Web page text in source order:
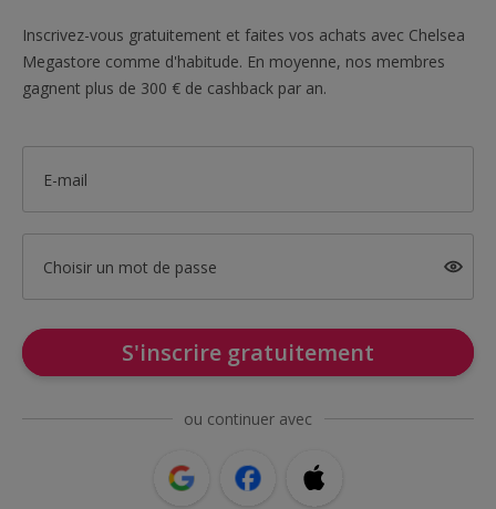
Inscrivez-vous gratuitement et faites vos achats avec Chelsea
Megastore comme d'habitude. En moyenne, nos membres
gagnent plus de 300 € de cashback par an.
E-mail
Choisir un mot de passe
S'inscrire gratuitement
ou continuer avec